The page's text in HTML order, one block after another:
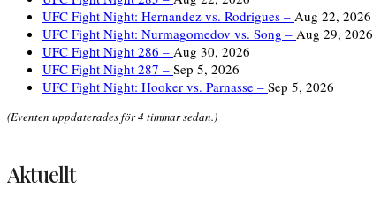
UFC Fight Night: Hernandez vs. Rodrigues – Aug 22, 2026
UFC Fight Night: Nurmagomedov vs. Song – Aug 29, 2026
UFC Fight Night 286 – Aug 30, 2026
UFC Fight Night 287 – Sep 5, 2026
UFC Fight Night: Hooker vs. Parnasse – Sep 5, 2026
(Eventen uppdaterades för 4 timmar sedan.)
Aktuellt